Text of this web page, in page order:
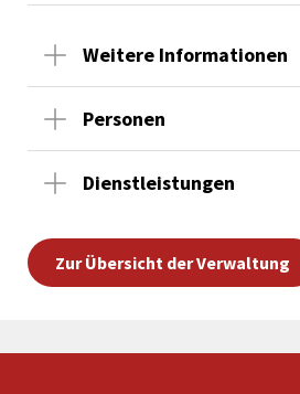
Weitere Informationen
Personen
Dienstleistungen
Zur Übersicht der Verwaltung